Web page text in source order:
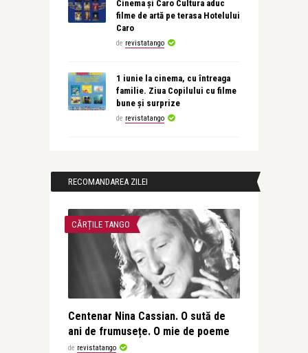
Cinema și Caro Cultura aduc
filme de artă pe terasa Hotelului
Caro
de revistatango
1 iunie la cinema, cu întreaga
familie. Ziua Copilului cu filme
bune și surprize
de revistatango
RECOMANDAREA ZILEI
CĂRȚILE TANGO
Centenar Nina Cassian. O sută de
ani de frumusețe. O mie de poeme
de revistatango